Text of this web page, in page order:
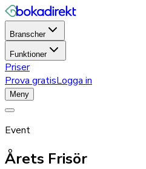
Branscher
Funktioner
Priser
Prova gratisLogga in
Meny
Event
Årets Frisör